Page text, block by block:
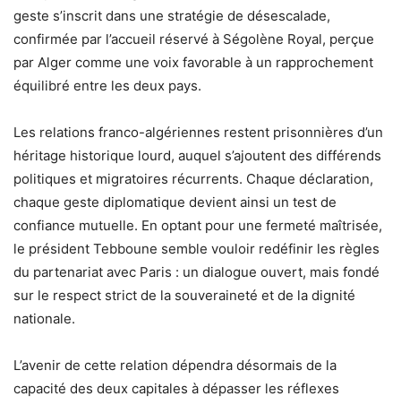
geste s’inscrit dans une stratégie de désescalade,
confirmée par l’accueil réservé à Ségolène Royal, perçue
par Alger comme une voix favorable à un rapprochement
équilibré entre les deux pays.
Les relations franco-algériennes restent prisonnières d’un
héritage historique lourd, auquel s’ajoutent des différends
politiques et migratoires récurrents. Chaque déclaration,
chaque geste diplomatique devient ainsi un test de
confiance mutuelle. En optant pour une fermeté maîtrisée,
le président Tebboune semble vouloir redéfinir les règles
du partenariat avec Paris : un dialogue ouvert, mais fondé
sur le respect strict de la souveraineté et de la dignité
nationale.
L’avenir de cette relation dépendra désormais de la
capacité des deux capitales à dépasser les réflexes